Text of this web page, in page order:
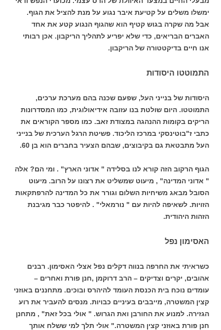
ימשלו משלים על קטיעת איבר נגוע על מנת להציל את הגוף.
אבל מה שקרה בגוש קטיף הוא שהגוף הנגוע קטע את אחד
האברים הבריאים, כדי שלא יפריע לתהליך הריקבון. אכן רבותי
אנו חיים בדיקטטורה של הריקבון.
התמוטטו היסודות
היסודות של בנייני העל, שפעם שכנה בהם מערכת ערכים,
התמוטטו. היום שולטת בנו עזובה אידיאולוגית, כמו המסדרונות
הריקים בקומות ההנהגה במצודת זאב. כמו מספר הקוראים את
כתבי ז"בוטינסקי במרכז הליכוד. פשיטת הרגל הערכית של בנייני
העל מתבטאת גם בקיבוצים, שבהם הצעיר בחברים הוא בן 60.
הגוף הרקוב הזה קורא לנו בסלידה " אדוני הארץ" . ומי הם? אלה
" אדוני המדינה" , מיעוט שמשליט את רצונו על הרוב. מיעוט
הסובל מבאג משיחיות השלום וגורר את כל המדינה להרפתקאות
הזויות. לשאיפה להיות עם " נורמאלי" . להיפטר כבר מגיבנת
הזהות היהודית.
האסימון נפל
כשראיתי את החרפה בנווה דקלים נפל אצלי האסימון. רבנים
אהובים, יקרים וצדיקים – הרב דרוקמן ,חנן פורת ואחרים –
עומדים נוכח בית הכנסת העומד להיהרס ובוכים. מתחננים באוזני
קצין המשטרה, מייבבים בעיניים כבויות. מנסים להעביר את רוע
הגזירה. למנוע את החורבן ואת הגרוש. " אולי בכל זאת" , מתחנן
חנן פורת באוזני קצין המשטרה." אולי תלך למי ששלח אותך